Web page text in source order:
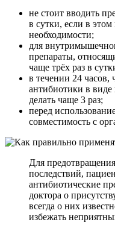
не стоит вводить
в сутки, если в этом
необходимости;
для
препараты,
чаще трёх раз в
в течении 24 часов,
антибиотики в виде
делать чаще 3 раз;
перед
совместимость с
Для
последствий,
антибиотические
доктора о
всегда о них
избежать